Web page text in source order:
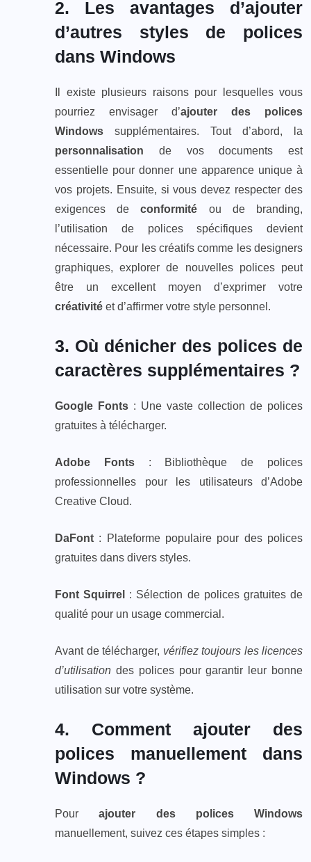
2. Les avantages d’ajouter
d’autres styles de polices
dans Windows
Il existe plusieurs raisons pour lesquelles vous
pourriez envisager d’ajouter des polices
Windows supplémentaires. Tout d’abord, la
personnalisation de vos documents est
essentielle pour donner une apparence unique à
vos projets. Ensuite, si vous devez respecter des
exigences deconformité ou de branding,
l’utilisation de polices spécifiques devient
nécessaire. Pour les créatifs comme les designers
graphiques, explorer de nouvelles polices peut
être un excellent moyen d’exprimer votre
créativité et d’affirmer votre style personnel.
3. Où dénicher des polices de
caractères supplémentaires ?
Google Fonts : Une vaste collection de polices
gratuites à télécharger.
Adobe Fonts: Bibliothèque de polices
professionnelles pour les utilisateurs d’Adobe
Creative Cloud.
DaFont : Plateforme populaire pour des polices
gratuites dans divers styles.
Font Squirrel
: Sélection de polices gratuites de
qualité pour un usage commercial.
Avant de télécharger, vérifiez toujours les licences
d’utilisation des polices pour garantir leur bonne
utilisation sur votre système.
4. Comment ajouter des
polices manuellement dans
Windows ?
Pourajouter des polices Windows
manuellement, suivez ces étapes simples :